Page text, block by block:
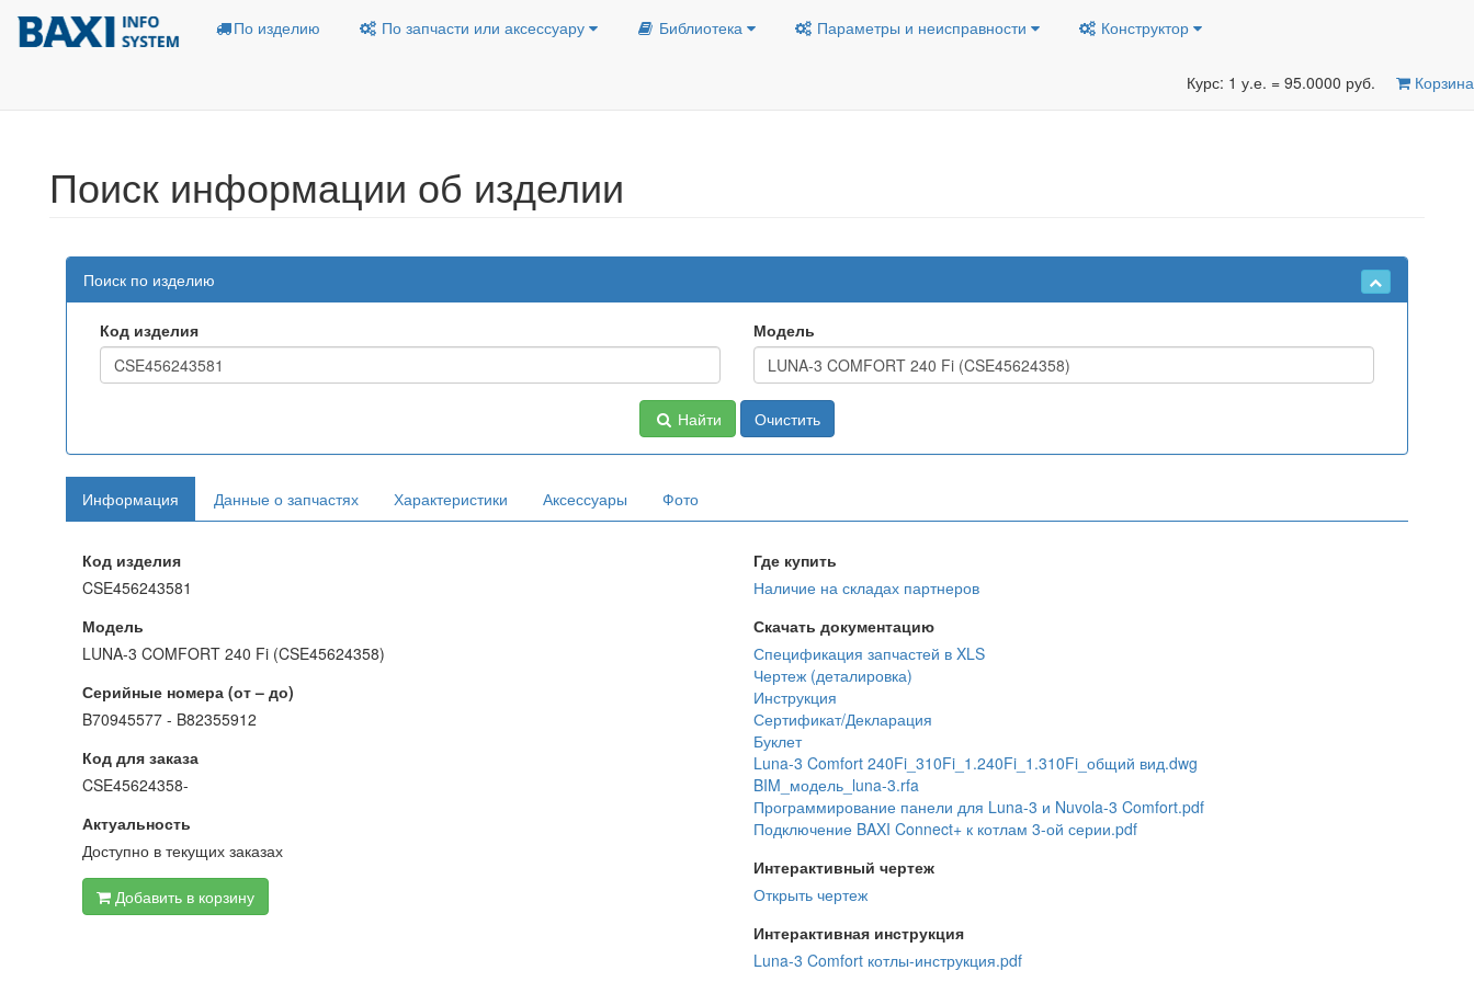
По изделию По запчасти или аксессуару Библиотека Параметры и неисправности Конструктор
Курс: 1 у.е. = 95.0000 руб. Корзина
Поиск информации об изделии
Поиск по изделию
Код изделия Модель
Найти Очистить
Информация Данные о запчастях Характеристики Аксессуары Фото
Код изделия
CSE456243581
Модель
LUNA-3 COMFORT 240 Fi (CSE45624358)
Серийные номера (от – до)
B70945577 - B82355912
Код для заказа
CSE45624358-
Актуальность
Доступно в текущих заказах
Добавить в корзину
Где купить
Наличие на складах партнеров
Скачать документацию
Спецификация запчастей в XLS
Чертеж (деталировка)
Инструкция
Сертификат/Декларация
Буклет
Luna-3 Comfort 240Fi_310Fi_1.240Fi_1.310Fi_общий вид.dwg
BIM_модель_luna-3.rfa
Программирование панели для Luna-3 и Nuvola-3 Comfort.pdf
Подключение BAXI Connect+ к котлам 3-ой серии.pdf
Интерактивный чертеж
Открыть чертеж
Интерактивная инструкция
Luna-3 Comfort котлы-инструкция.pdf